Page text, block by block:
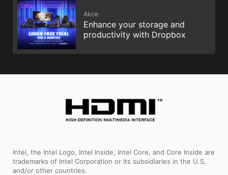
Akce
Enhance your storage and
productivity with Dropbox
Intel, the Intel Logo, Intel Inside, Intel Core, and Core Inside are
trademarks of Intel Corporation or its subsidiaries in the U.S.
and/or other countries.